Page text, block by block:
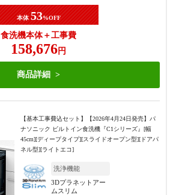
本体 53%OFF
食洗機本体＋工事費
158,676 円
商品詳細
【基本工事費込セット】
【2026年4月24日発売】パ
ナソニック ビルトイン食洗機『C1シリーズ』[幅
45cm][ディープタイプ][スライドオープン型][ドアパ
ネル型][ライトエコ]
洗浄機能
3Dプラネットアー
ムスリム